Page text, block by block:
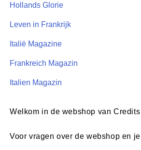
Hollands Glorie
Leven in Frankrijk
Italië Magazine
Frankreich Magazin
Italien Magazin
Welkom in de webshop van
Voor vragen over de webshop en